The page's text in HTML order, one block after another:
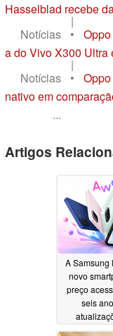
Hasselblad recebe
|
Notícias
•
a do Vivo X300 Ultra
|
Notícias
•
nativo em
...
Artigos
A Samsung
novo
preço
seis
software